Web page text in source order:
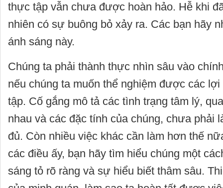
thực tập vẫn chưa được hoàn hảo. Hễ khi
nhiên có sự buông bỏ xảy ra. Các bạn hãy
ánh sáng này.
Chúng ta phải thành thực nhìn sâu vào
nếu chúng ta muốn thể nghiệm được các
tập. Cố gắng mô tả các tình trạng tâm lý,
nhau và các đặc tính của chúng, chưa phải
đủ. Còn nhiều việc khác cần làm hơn thế
các điều ấy, bạn hãy tìm hiểu chúng một
sáng tỏ rõ ràng và sự hiểu biết thâm sâu.